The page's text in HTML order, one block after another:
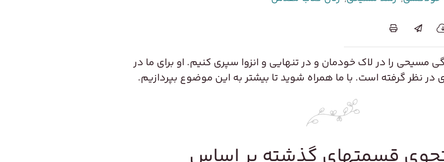
مسیحی را در لاک خودمان و در تنهایی و انزوا سپری کنیم. او برای ما در
در نظر گرفته است. با ما همراه شوید تا بیشتر به این موضوع بپردازیم.